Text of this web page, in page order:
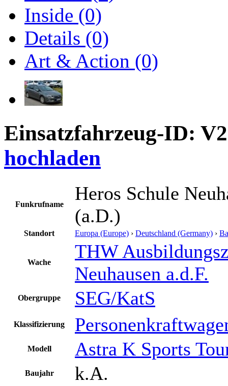
Inside (0)
Details (0)
Art & Action (0)
Einsatzfahrzeug-ID:
hochladen
Funkrufname
Heros Schule
(a.D.)
Standort Europa (Europe) › Deutschland (Germany) ›
Wache
THW
Neuhausen a.d.F.
Obergruppe SEG/KatS
Klassifizierung
Modell Astra K Sports
Baujahr k.A.